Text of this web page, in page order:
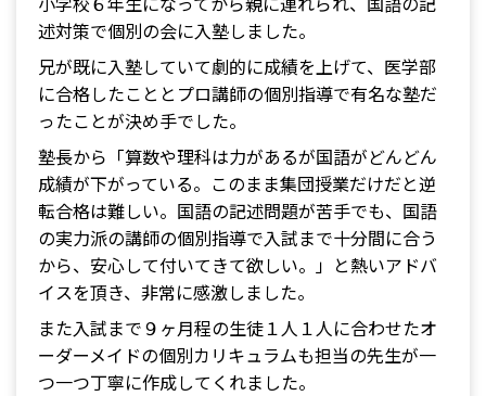
述対策で個別の会に入塾しました。
兄が既に入塾していて劇的に成績を上げて、医学部
に合格したこととプロ講師の個別指導で有名な塾だ
ったことが決め手でした。
塾長から「算数や理科は力があるが国語がどんどん
成績が下がっている。このまま集団授業だけだと逆
転合格は難しい。国語の記述問題が苦手でも、国語
の実力派の講師の個別指導で入試まで十分間に合う
から、安心して付いてきて欲しい。」と熱いアドバ
イスを頂き、非常に感激しました。
また入試まで９ヶ月程の生徒１人１人に合わせたオ
ーダーメイドの個別カリキュラムも担当の先生が一
つ一つ丁寧に作成してくれました。